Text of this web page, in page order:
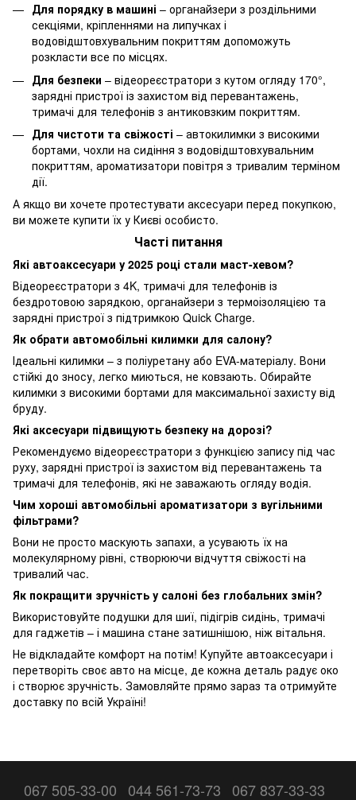
Для порядку в машині – органайзери з роздільними
секціями, кріпленнями на липучках і
водовідштовхувальним покриттям допоможуть
розкласти все по місцях.
Для безпеки – відеореєстратори з кутом огляду 170°,
зарядні пристрої із захистом від перевантажень,
тримачі для телефонів з антиковзким покриттям.
Для чистоти та свіжості – автокилимки з високими
бортами, чохли на сидіння з водовідштовхувальним
покриттям, ароматизатори повітря з тривалим терміном
дії.
А якщо ви хочете протестувати аксесуари перед покупкою,
ви можете купити їх у Києві особисто.
Часті питання
Які автоаксесуари у 2025 році стали маст-хевом?
Відеореєстратори з 4K, тримачі для телефонів із
бездротовою зарядкою, органайзери з термоізоляцією та
зарядні пристрої з підтримкою Quick Charge.
Як обрати автомобільні килимки для салону?
Ідеальні килимки – з поліуретану або EVA-матеріалу. Вони
стійкі до зносу, легко миються, не ковзають. Обирайте
килимки з високими бортами для максимальної захисту від
бруду.
Які аксесуари підвищують безпеку на дорозі?
Рекомендуємо відеореєстратори з функцією запису під час
руху, зарядні пристрої із захистом від перевантажень та
тримачі для телефонів, які не заважають огляду водія.
Чим хороші автомобільні ароматизатори з вугільними
фільтрами?
Вони не просто маскують запахи, а усувають їх на
молекулярному рівні, створюючи відчуття свіжості на
тривалий час.
Як покращити зручність у салоні без глобальних змін?
Використовуйте подушки для шиї, підігрів сидінь, тримачі
для гаджетів – і машина стане затишнішою, ніж вітальня.
Не відкладайте комфорт на потім! Купуйте автоаксесуари і
перетворіть своє авто на місце, де кожна деталь радує око
і створює зручність. Замовляйте прямо зараз та отримуйте
доставку по всій Україні!
067 505-33-00 044 561-73-73 067 837-33-33